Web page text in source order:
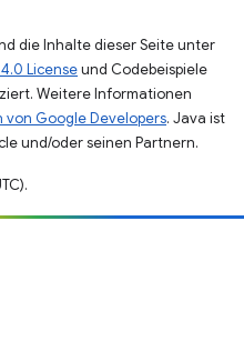
die Inhalte dieser Seite unter
Licenseund Codebeispiele
Weitere Informationen
von Google Developers. Java ist
und/oder seinen Partnern.